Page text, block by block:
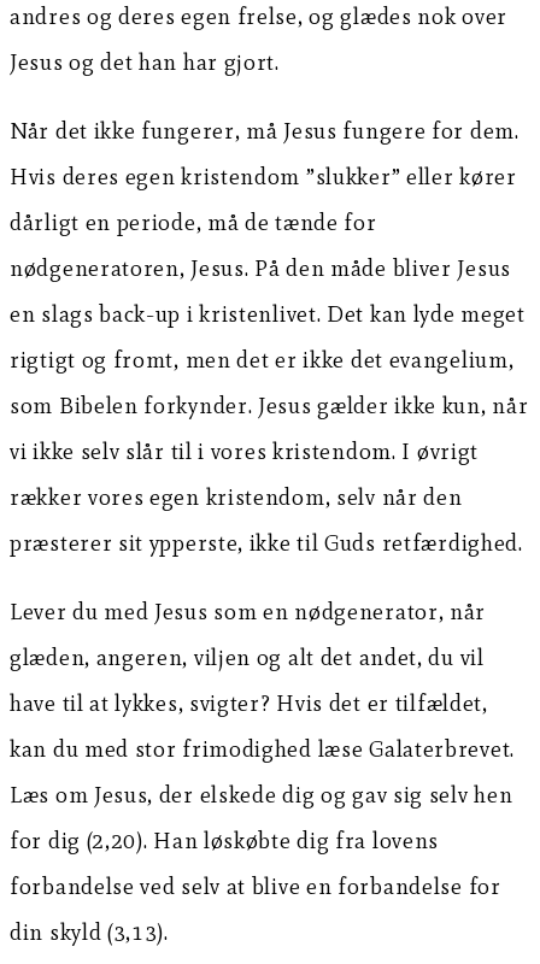
andres og deres egen frelse, og glædes nok over
Jesus og det han har gjort.
Når det ikke fungerer, må Jesus fungere for dem.
Hvis deres egen kristendom ”slukker” eller kører
dårligt en periode, må de tænde for
nødgeneratoren, Jesus. På den måde bliver Jesus
en slags back-up i kristenlivet. Det kan lyde meget
rigtigt og fromt, men det er ikke det evangelium,
som Bibelen forkynder. Jesus gælder ikke kun, når
vi ikke selv slår til i vores kristendom. I øvrigt
rækker vores egen kristendom, selv når den
præsterer sit ypperste, ikke til Guds retfærdighed.
Lever du med Jesus som en nødgenerator, når
glæden, angeren, viljen og alt det andet, du vil
have til at lykkes, svigter? Hvis det er tilfældet,
kan du med stor frimodighed læse Galaterbrevet.
Læs om Jesus, der elskede dig og gav sig selv hen
for dig (2,20). Han løskøbte dig fra lovens
forbandelse ved selv at blive en forbandelse for
din skyld (3,13).